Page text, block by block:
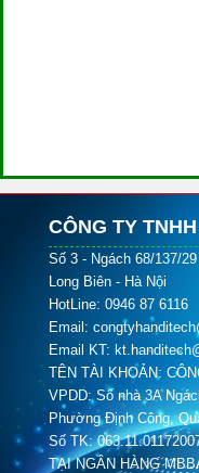
CÔNG TY
Số 3 - Ngách 68/137/
Long Biên - Hà Nội
HotLine: 0946 87 6116
Email:
Email KT:
TÊN TÀI KHOẢN:
VPDD: Số nhà 3A
Phường Định Công,
Số TK:
TẠI NGÂN HÀNG